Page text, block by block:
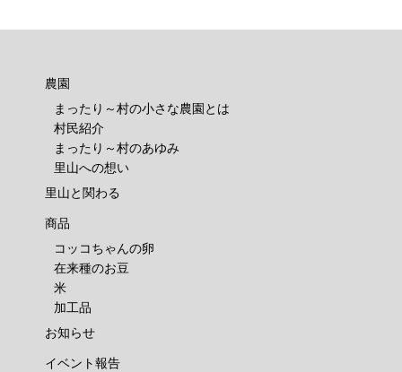
農園
まったり～村の小さな農園とは
村民紹介
まったり～村のあゆみ
里山への想い
里山と関わる
商品
コッコちゃんの卵
在来種のお豆
米
加工品
お知らせ
イベント報告